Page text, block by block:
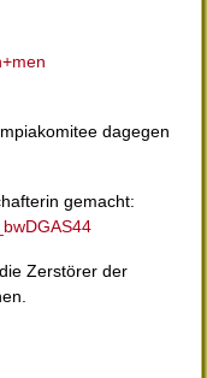
dagegen
gemacht:
Zerstörer der